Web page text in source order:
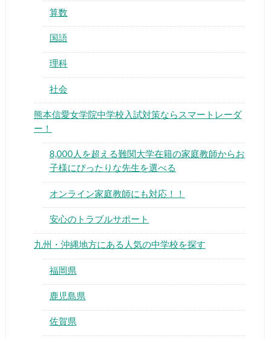
▶
算数
国語
理科
社会
熊本信愛女学院中学校入試対策ならスマートレー
ダー！
8,000人を超える難関大学在籍の家庭教師から
お子様にぴったりな先生を選べる
オンライン家庭教師にも対応！！
安心のトラブルサポート
九州・沖縄地方にある人気の中学校を探す
福岡県
鹿児島県
佐賀県